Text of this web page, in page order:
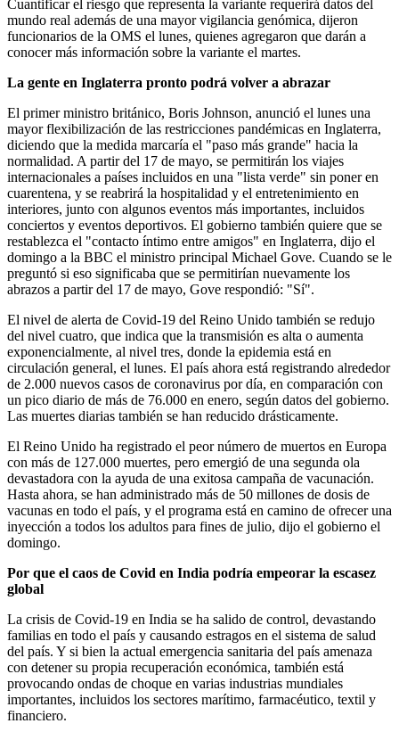
Cuantificar el riesgo que representa la variante requerirá datos del
mundo real además de una mayor vigilancia genómica, dijeron
funcionarios de la OMS el lunes, quienes agregaron que darán a
conocer más información sobre la variante el martes.
La gente en Inglaterra pronto podrá volver a abrazar
El primer ministro británico, Boris Johnson, anunció el lunes una
mayor flexibilización de las restricciones pandémicas en Inglaterra,
diciendo que la medida marcaría el "paso más grande" hacia la
normalidad. A partir del 17 de mayo, se permitirán los viajes
internacionales a países incluidos en una "lista verde" sin poner en
cuarentena, y se reabrirá la hospitalidad y el entretenimiento en
interiores, junto con algunos eventos más importantes, incluidos
conciertos y eventos deportivos. El gobierno también quiere que se
restablezca el "contacto íntimo entre amigos" en Inglaterra, dijo el
domingo a la BBC el ministro principal Michael Gove. Cuando se le
preguntó si eso significaba que se permitirían nuevamente los
abrazos a partir del 17 de mayo, Gove respondió: "Sí".
El nivel de alerta de Covid-19 del Reino Unido también se redujo
del nivel cuatro, que indica que la transmisión es alta o aumenta
exponencialmente, al nivel tres, donde la epidemia está en
circulación general, el lunes. El país ahora está registrando alrededor
de 2.000 nuevos casos de coronavirus por día, en comparación con
un pico diario de más de 76.000 en enero, según datos del gobierno.
Las muertes diarias también se han reducido drásticamente.
El Reino Unido ha registrado el peor número de muertos en Europa
con más de 127.000 muertes, pero emergió de una segunda ola
devastadora con la ayuda de una exitosa campaña de vacunación.
Hasta ahora, se han administrado más de 50 millones de dosis de
vacunas en todo el país, y el programa está en camino de ofrecer una
inyección a todos los adultos para fines de julio, dijo el gobierno el
domingo.
Por que el caos de Covid en India podría empeorar la escasez
global
La crisis de Covid-19 en India se ha salido de control, devastando
familias en todo el país y causando estragos en el sistema de salud
del país. Y si bien la actual emergencia sanitaria del país amenaza
con detener su propia recuperación económica, también está
provocando ondas de choque en varias industrias mundiales
importantes, incluidos los sectores marítimo, farmacéutico, textil y
financiero.